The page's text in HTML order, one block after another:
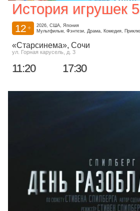
История игрушек 5
12 +
2026, США, Япония
Мультфильм, Фэнтези, Драма, Комедия,
«Старсинема», Сочи
ул. Горная карусель, д. 3
11:20 17:30